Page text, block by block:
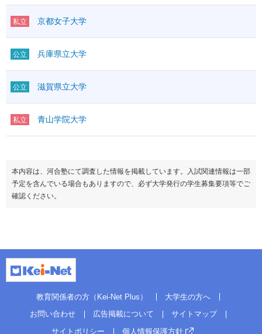
私立 京都女子大学
公立 兵庫県立大学
公立 滋賀県立大学
私立 青山学院大学
本内容は、河合塾にて調査した情報を掲載しています。入試関連情報は一部
予定を含んでいる場合もありますので、必ず大学発行の学生募集要項等でご
確認ください。
教育関係者の方（Kei-Net Plus）
大学生の方へ
お問い合わせ
広告掲載について
サイトマップ
サイトポリシー
個人情報保護方針